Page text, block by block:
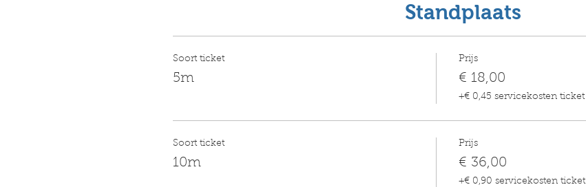
Standplaats
Soort ticket
5m
Prijs
€ 18,00
+€ 0,45 servicekosten ticket
Soort ticket
10m
Prijs
€ 36,00
+€ 0,90 servicekosten ticket